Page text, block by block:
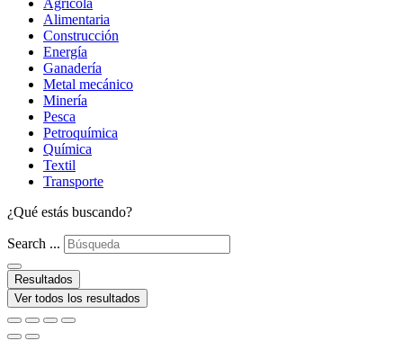
Agrícola
Alimentaria
Construcción
Energía
Ganadería
Metal mecánico
Minería
Pesca
Petroquímica
Química
Textil
Transporte
¿Qué estás buscando?
Search ...
Resultados
Ver todos los resultados